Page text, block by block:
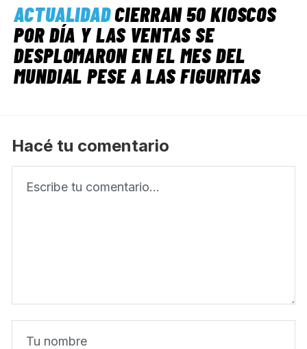
ACTUALIDADCIERRAN 50 KIOSCOS
POR DÍA Y LAS VENTAS SE
DESPLOMARON EN EL MES DEL
MUNDIAL PESE A LAS FIGURITAS
Hacé tu comentario